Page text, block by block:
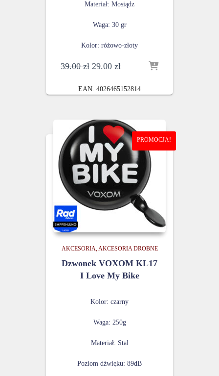
Materiał: Mosiądz
Waga: 30 gr
Kolor: różowo-złoty
39.00zł Pierwotna
wynosiła:
39.00 zł.
29.00 złAktualna
wynosi:
29.00 zł.
EAN: 4026465152814
PROMOCJA!
AKCESORIA AKCESORIA DROBNE
Dzwonek VOXOM KL17
I Love My Bike
Kolor: czarny
Waga: 250g
Materiał: Stal
Poziom dźwięku: 89dB